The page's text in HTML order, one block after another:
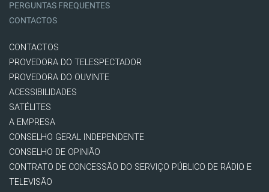
PERGUNTAS FREQUENTES
CONTACTOS
CONTACTOS
PROVEDORA DO TELESPECTADOR
PROVEDORA DO OUVINTE
ACESSIBILIDADES
SATÉLITES
A EMPRESA
CONSELHO GERAL INDEPENDENTE
CONSELHO DE OPINIÃO
CONTRATO DE CONCESSÃO DO SERVIÇO PÚBLICO DE RÁDIO E
TELEVISÃO